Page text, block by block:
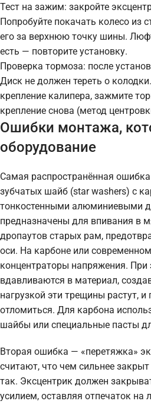
Тест на зажим: закройте
Попробуйте покачать колесо из
его за верхнюю точку шины.
есть — повторите установку.
Проверка тормоза: после
Диск не должен тереть о
крепление калипера, зажмите
крепление снова (метод
Ошибки монтажа,
оборудование
Самая распространённая
зубчатых шайб (star washers) с
тонкостенными алюминиевыми
предназначены для впивания в
дропаутов старых рам,
оси. На карбоне или
концентраторы напряжения. При
вдавливаются в материал,
нагрузкой эти трещины растут,
отломиться. Для карбона
шайбы или специальные пасты
Вторая ошибка — «перетяжка»
считают, что чем сильнее
так. Эксцентрик должен
усилием, оставляя отпечаток на